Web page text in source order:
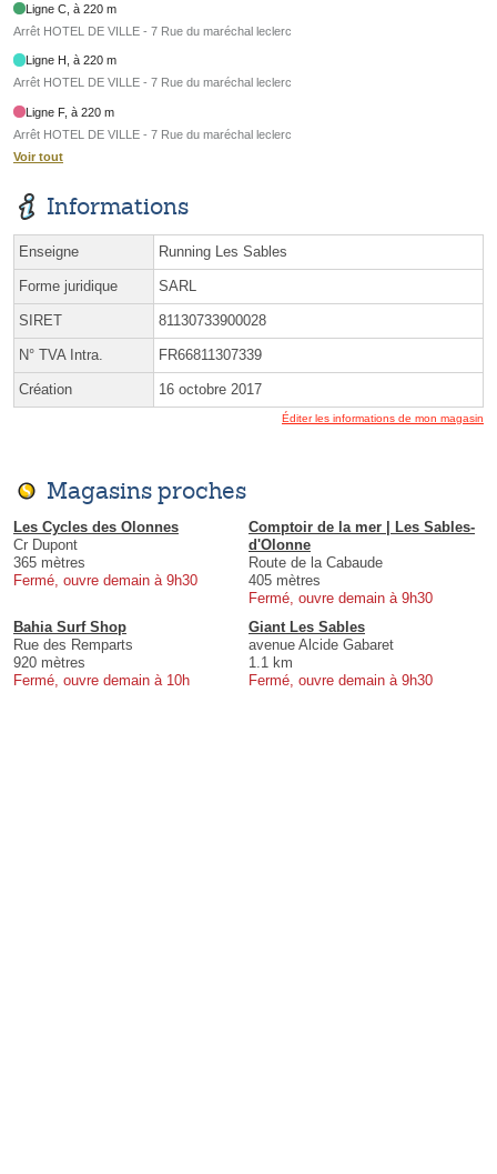
Ligne C, à 220 m
Arrêt HOTEL DE VILLE - 7 Rue du maréchal leclerc
Ligne H, à 220 m
Arrêt HOTEL DE VILLE - 7 Rue du maréchal leclerc
Ligne F, à 220 m
Arrêt HOTEL DE VILLE - 7 Rue du maréchal leclerc
Voir tout
Informations
Enseigne Running Les Sables
Forme juridique SARL
SIRET 81130733900028
N° TVA Intra. FR66811307339
Création 16 octobre 2017
Éditer les informations de mon magasin
Magasins proches
Les Cycles des Olonnes
Cr Dupont
365 mètres
Fermé, ouvre demain à 9h30
Comptoir de la mer | Les Sables-
d'Olonne
Route de la Cabaude
405 mètres
Fermé, ouvre demain à 9h30
Bahia Surf Shop
Rue des Remparts
920 mètres
Fermé, ouvre demain à 10h
Giant Les Sables
avenue Alcide Gabaret
1.1 km
Fermé, ouvre demain à 9h30